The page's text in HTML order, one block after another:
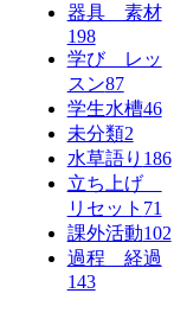
器具 素材
198
学び レッ
スン87
学生水槽46
未分類2
水草語り 186
立ち上げ
リセット 71
課外活動102
過程 経過
143